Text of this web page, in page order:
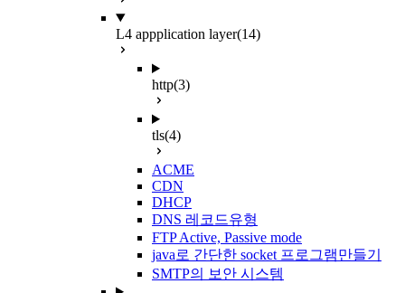
L4 appplication layer(14)
http(3)
tls(4)
ACME
CDN
DHCP
DNS 레코드유형
FTP Active, Passive mode
java로 간단한 socket 프로그램만들기
SMTP의 보안 시스템